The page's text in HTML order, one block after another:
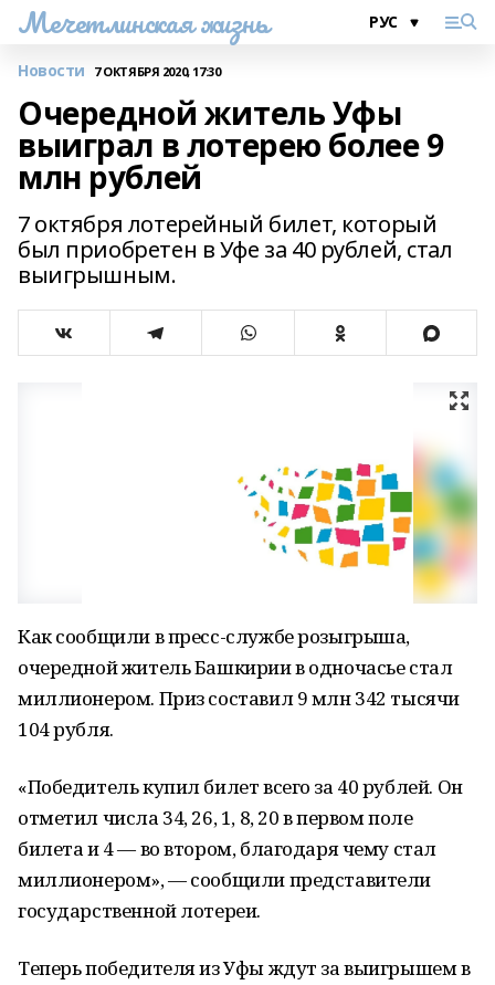
Мечетлинская жизнь
Новости 7 ОКТЯБРЯ 2020, 17:30
Очередной житель Уфы
выиграл в лотерею более 9
млн рублей
7 октября лотерейный билет, который
был приобретен в Уфе за 40 рублей, стал
выигрышным.
Как сообщили в пресс-службе розыгрыша,
очередной житель Башкирии в одночасье стал
миллионером. Приз составил 9 млн 342 тысячи
104 рубля.
«Победитель купил билет всего за 40 рублей. Он
отметил числа 34, 26, 1, 8, 20 в первом поле
билета и 4 — во втором, благодаря чему стал
миллионером», — сообщили представители
государственной лотереи.
Теперь победителя из Уфы ждут за выигрышем в